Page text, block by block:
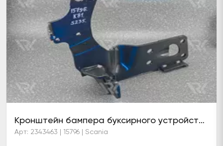
Кронштейн бампера буксирного устройства лев.(6 серия)
Арт: 2343463 | 15796 | Scania